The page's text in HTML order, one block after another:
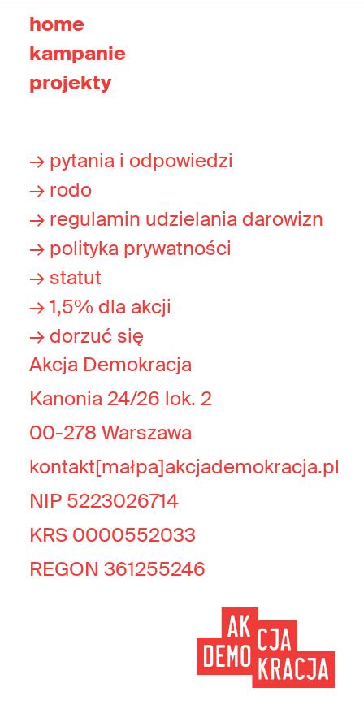
home
kampanie
projekty
→ pytania i odpowiedzi
→ rodo
→ regulamin udzielania darowizn
→ polityka prywatności
→ statut
→ 1,5% dla akcji
→ dorzuć się
Akcja Demokracja
Kanonia 24/26 lok. 2
00-278 Warszawa
kontakt[małpa]akcjademokracja.pl
NIP 5223026714
KRS 0000552033
REGON 361255246